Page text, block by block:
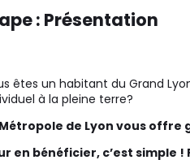
: Présentation
êtes un habitant du Grand
à la pleine terre?
de Lyon vous
en bénéficier, c’est simple